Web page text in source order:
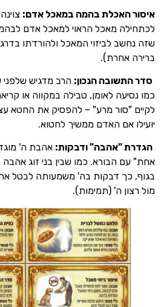
בהמה במאכל אדם:צוינה הלכה
מאכל הראוי למאכל אדם לבהמות או
לביזוי המאכל ולהורדתו בדרגה רוחנית
הנכון:הרב מדגיש שלפני שאדם
לאומן, טבילה במקווה או קריאת
מרע" – להפסיק את החטא עצמו.
אם האדם ממשיך לחטוא.
"אהבה" ודבקות:אהבת ה' מוגדרת
הבורא. כמו שבין בני זוג אהבה היא
דבקות בה' משמעותה לבטל את הרצון
ה' (תמימות).